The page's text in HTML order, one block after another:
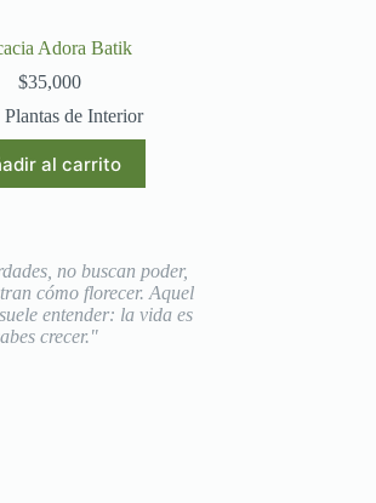
Adora Batik
$35,000
Plantas de Interior
al carrito
no buscan poder,
cómo florecer. Aquel
entender: la vida es
crecer."